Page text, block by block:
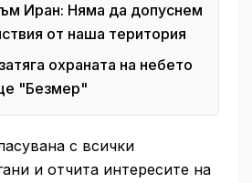
Иран: Няма да допуснем
от наша територия
охраната на небето
"Безмер"
с всички
и отчита интересите на